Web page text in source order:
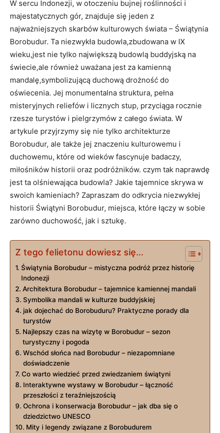
W sercu Indonezji, w otoczeniu bujnej roślinności i
majestatycznych gór, znajduje się jeden z
najważniejszych skarbów kulturowych świata – Świątynia
Borobudur. Ta niezwykła budowla,zbudowana w IX
wieku,jest nie tylko największą budowlą buddyjską na
świecie,ale również uważana jest za kamienną
mandalę,symbolizującą duchową drożność do
oświecenia. Jej monumentalna struktura, pełna
misteryjnych reliefów i licznych stup, przyciąga rocznie
rzesze turystów i pielgrzymów z całego świata. W
artykule przyjrzymy się nie tylko architekturze
Borobudur, ale także jej znaczeniu kulturowemu i
duchowemu, które od wieków fascynuje badaczy,
miłośników historii oraz podróżników. czym tak naprawdę
jest ta olśniewająca budowla? Jakie tajemnice skrywa w
swoich kamieniach? Zapraszam do odkrycia niezwykłej
historii Świątyni Borobudur, miejsca, które łączy w sobie
zarówno duchowość, jak i sztukę.
Z tego felietonu dowiesz się...
Świątynia Borobudur – mistyczna podróż przez historię
Indonezji
Architektura Borobudur – tajemnice kamiennej mandali
Symbolika mandali w kulturze buddyjskiej
jak dojechać do Borobuduru? Praktyczne porady dla
turystów
Najlepszy czas na wizytę w Borobudur – sezon
turystyczny i pogoda
Wschód słońca nad Borobudur – niezapomniane
doświadczenie
Co warto wiedzieć przed zwiedzaniem świątyni
Interaktywne wystawy w Borobudur – łączność
przeszłości z teraźniejszością
Ochrona i konserwacja Borobudur – jak dba się o
dziedzictwo UNESCO
Mity i legendy związane z Borobudurem